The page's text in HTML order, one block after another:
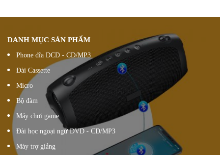
DANH MỤC SẢN PHẨM
Phone đĩa DCD - CD/MP3
Đài Cassette
Micro
Bộ đàm
Máy chơi game
Đài học ngoại ngữ DVD - CD/MP3
Máy trợ giảng